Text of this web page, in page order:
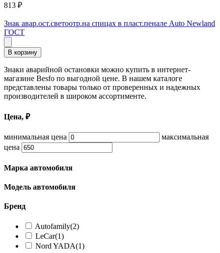
813 ₽
Знак авар.ост.светоотр.на спицах в пласт.пенале Auto Newland
ГОСТ
В корзину
Знаки аварийной остановки можно купить в интернет-
магазине Besfo по выгодной цене. В нашем каталоге
представлены товары только от проверенных и надежных
производителей в широком ассортименте.
Цена, ₽
минимальная цена
максимальная
цена
Марка автомобиля
Модель автомобиля
Бренд
Autofamily(2)
LeCar(1)
Nord YADA(1)